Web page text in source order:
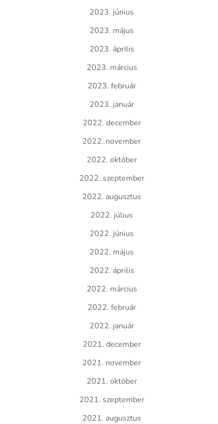
2023. június
2023. május
2023. április
2023. március
2023. február
2023. január
2022. december
2022. november
2022. október
2022. szeptember
2022. augusztus
2022. július
2022. június
2022. május
2022. április
2022. március
2022. február
2022. január
2021. december
2021. november
2021. október
2021. szeptember
2021. augusztus